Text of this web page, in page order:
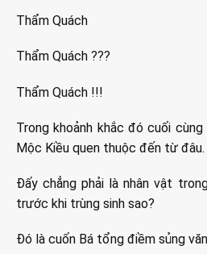
Thẩm Quách
Thẩm Quách ???
Thẩm Quách !!!
Trong khoảnh khắc đó cuối
Mộc Kiều quen thuộc đến từ đâu.
Đấy chẳng phải là nhân vật
trước khi trùng sinh sao?
Đó là cuốn Bá tổng điềm sủng